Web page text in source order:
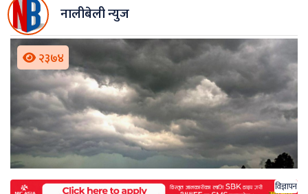
नालीबेली न्युज
२३७४
विज्ञापन